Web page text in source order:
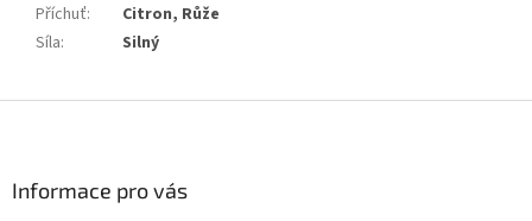
Příchuť:
Citron, Růže
Síla: Silný
Informace pro vás